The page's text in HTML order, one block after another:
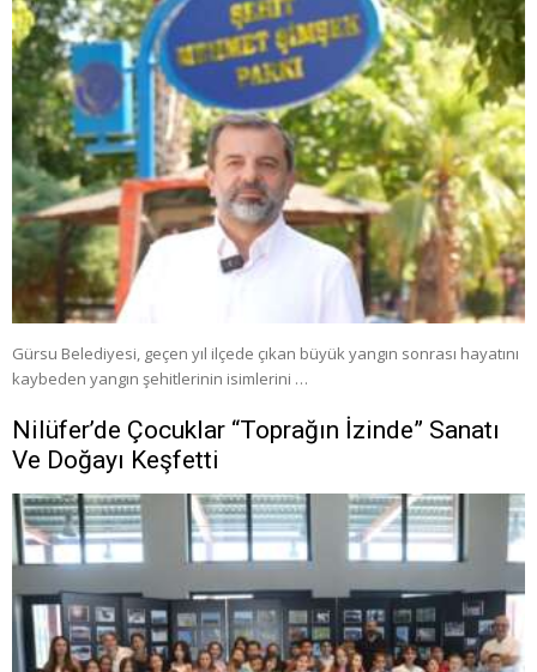
Gürsu Belediyesi, geçen yıl ilçede çıkan büyük yangın sonrası hayatını
kaybeden yangın şehitlerinin isimlerini …
Nilüfer’de Çocuklar “Toprağın İzinde” Sanatı
Ve Doğayı Keşfetti